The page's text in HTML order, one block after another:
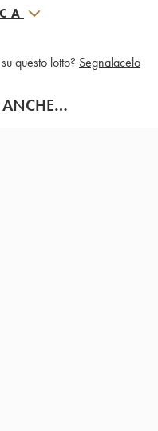
questo lotto? Segnalacelo
ANCHE…